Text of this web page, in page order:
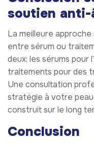
soutien anti-
La meilleure
entre sérum ou
deux: les sérums pour
traitements pour des
Une consultation
stratégie à votre
construit sur le long
Conclusion